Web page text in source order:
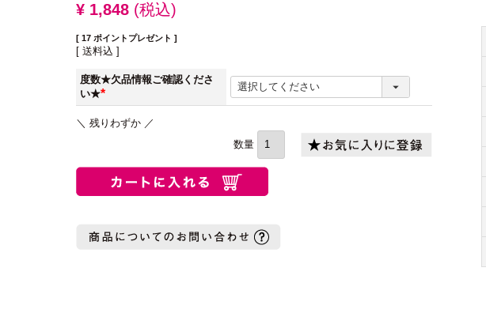
¥ 1,848 税込
[ 17 ポイントプレゼント ]
送料込
度数★欠品情報ご確認くださ
い★
(必
須)
＼ 残りわずか ／